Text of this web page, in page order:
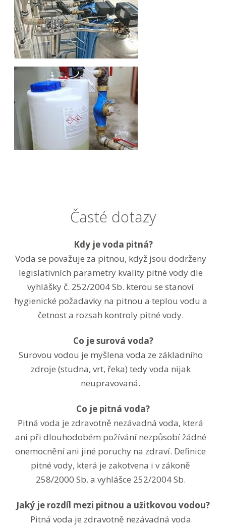
Časté dotazy
Kdy je voda pitná?
Voda se považuje za pitnou, když jsou dodrženy
legislativních parametry kvality pitné vody dle
vyhlášky č. 252/2004 Sb. kterou se stanoví
hygienické požadavky na pitnou a teplou vodu a
četnost a rozsah kontroly pitné vody.
Co je surová voda?
Surovou vodou je myšlena voda ze základního
zdroje (studna, vrt, řeka) tedy voda nijak
neupravovaná.
Co je pitná voda?
Pitná voda je zdravotně nezávadná voda, která
ani při dlouhodobém požívání nezpůsobí žádné
onemocnění ani jiné poruchy na zdraví. Definice
pitné vody, která je zakotvena i v zákoně
258/2000 Sb. a vyhlášce 252/2004 Sb.
Jaký je rozdíl mezi pitnou a užitkovou vodou?
Pitná voda je zdravotně nezávadná voda